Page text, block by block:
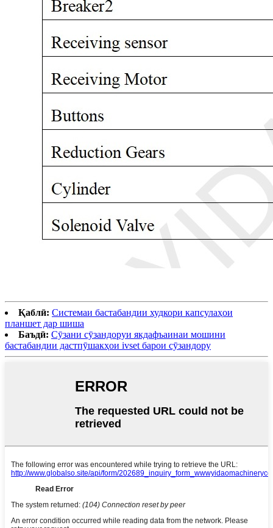
Қаблӣ: Системаи бастабандии худкори капсулаҳои
планшет дар шиша
Баъдӣ: Сӯзани сӯзандоруи якдафъаинаи мошини
бастабандии дастпӯшакҳои ivset барои сӯзандору